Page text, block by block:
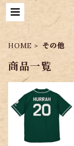
HOME その他
商品一覧